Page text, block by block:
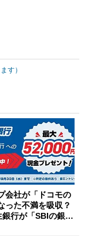
す）
会社が「ドコモの
った不満を吸収？
行が「SBIの銀